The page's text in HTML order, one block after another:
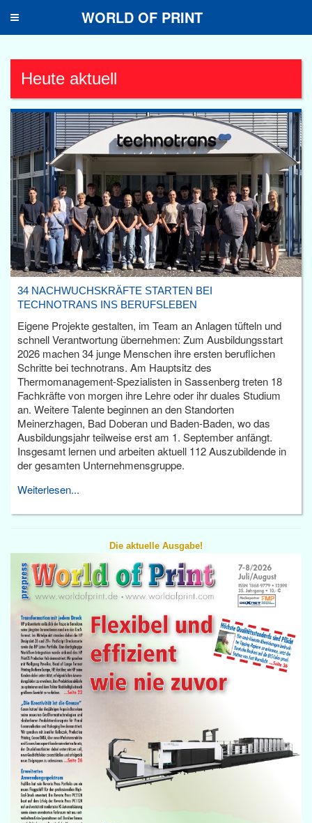
Toggle
WORLD OF PRINT
Heute aktuell
34 NACHWUCHSKRÄFTE STARTEN BEI
TECHNOTRANS INS BERUFSLEBEN
Eigene Projekte gestalten, im Team an Anlagen tüfteln und
schnell Verantwortung übernehmen: Zum Ausbildungsstart
2026 machen 34 junge Menschen ihre ersten beruflichen
Schritte bei technotrans. Am Hauptsitz des
Thermomanagement-Spezialisten in Sassenberg treten 18
Fachkräfte von morgen ihre Lehre oder ihr duales Studium
an. Weitere Talente beginnen an den Standorten
Meinerzhagen, Bad Doberan und Baden-Baden, wo das
Ausbildungsjahr teilweise erst am 1. September anfängt.
Insgesamt lernen und arbeiten aktuell 112 Auszubildende in
der gesamten Unternehmensgruppe.
Weiterlesen...
Die aktuelle Ausgabe!